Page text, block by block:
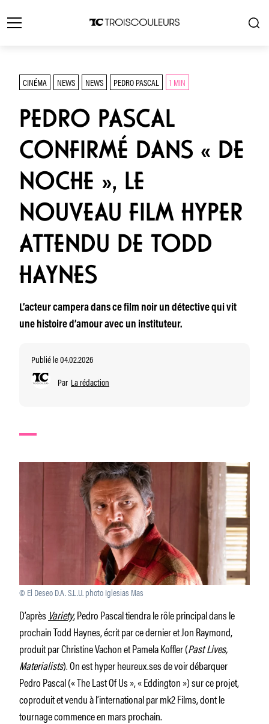
CINÉMA NEWS NEWS PEDRO PASCAL 1 MIN
PEDRO PASCAL
CONFIRMÉ DANS « DE
NOCHE », LE
NOUVEAU FILM HYPER
ATTENDU DE TODD
HAYNES
L’acteur campera dans ce film noir un détective qui vit
une histoire d’amour avec un instituteur.
Publié le 04.02.2026
Par La rédaction
© El Deseo D.A. S.L.U. photo Iglesias Mas
D’après Variety, Pedro Pascal tiendra le rôle principal dans le
prochain Todd Haynes, écrit par ce dernier et Jon Raymond,
produit par Christine Vachon et Pamela Koffler (Past Lives,
Materialists). On est hyper heureux.ses de voir débarquer
Pedro Pascal (« The Last Of Us », « Eddington ») sur ce projet,
coproduit et vendu à l’international par mk2 Films, dont le
tournage commence en mars prochain.